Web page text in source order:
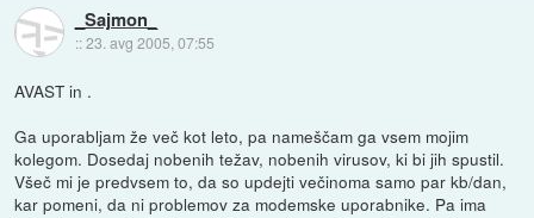
_Sajmon_
::23. avg 2005, 07:55
AVAST in .
Ga uporabljam že več kot leto, pa nameščam ga vsem mojim
kolegom. Dosedaj nobenih težav, nobenih virusov, ki bi jih spustil.
Všeč mi je predvsem to, da so updejti večinoma samo par kb/dan,
kar pomeni, da ni problemov za modemske uporabnike. Pa ima